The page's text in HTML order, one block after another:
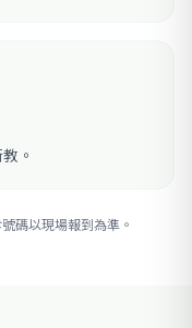
。
碼以現場報到為準。